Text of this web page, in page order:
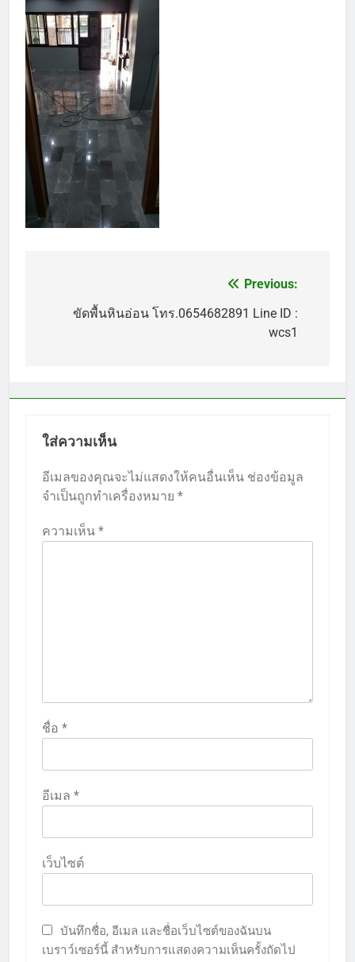
เรื่อง
Previous:
ขัดพื้นหินอ่อน โทร.0654682891 Line ID :
wcs1
ใส่ความเห็น
อีเมลของคุณจะไม่แสดงให้คนอื่นเห็น ช่องข้อมูล
จำเป็นถูกทำเครื่องหมาย *
ความเห็น *
ชื่อ *
อีเมล *
เว็บไซต์
บันทึกชื่อ, อีเมล และชื่อเว็บไซต์ของฉันบน
เบราว์เซอร์นี้ สำหรับการแสดงความเห็นครั้งถัดไป